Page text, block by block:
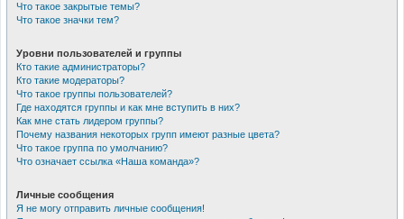
Что такое закрытые темы?
Что такое значки тем?
Уровни пользователей и группы
Кто такие администраторы?
Кто такие модераторы?
Что такое группы пользователей?
Где находятся группы и как мне вступить в них?
Как мне стать лидером группы?
Почему названия некоторых групп имеют разные цвета?
Что такое группа по умолчанию?
Что означает ссылка «Наша команда»?
Личные сообщения
Я не могу отправить личные сообщения!